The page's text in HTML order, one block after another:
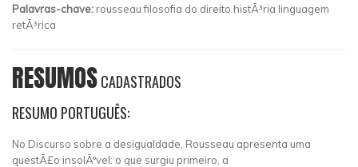
Palavras-chave:rousseau filosofia do direito histÃ³ria linguagem
retÃ³rica
RESUMOSCADASTRADOS
RESUMO PORTUGUÊS:
No Discurso sobre a desigualdade, Rousseau apresenta uma
questÃ£o insolÃºvel: o que surgiu primeiro, a